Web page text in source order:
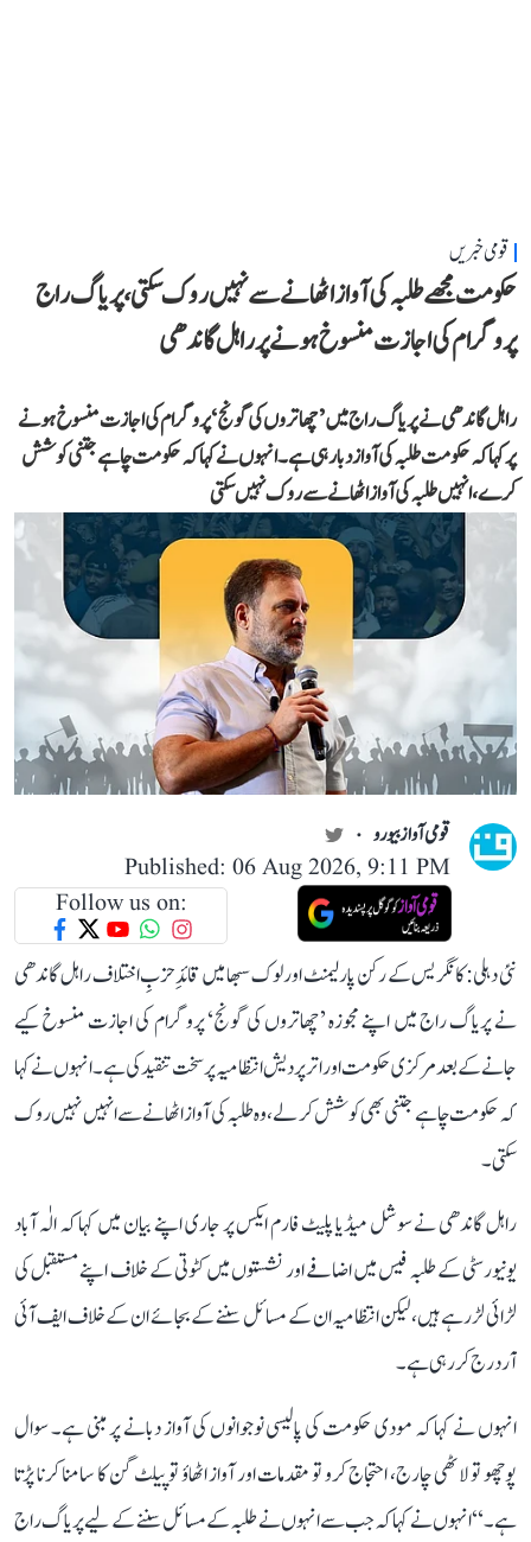
قومی خبریں
حکومت مجھے طلبہ کی آواز اٹھانے سے نہیں روک سکتی، پریاگ راج
پروگرام کی اجازت منسوخ ہونے پر راہل گاندھی
راہل گاندھی نے پریاگ راج میں ’چھاتروں کی گونج‘ پروگرام کی اجازت منسوخ ہونے
پر کہا کہ حکومت طلبہ کی آواز دبا رہی ہے۔ انہوں نے کہا کہ حکومت چاہے جتنی کوشش
کرے، انہیں طلبہ کی آواز اٹھانے سے روک نہیں سکتی
قومی آواز بیورو
Published: 06 Aug 2026, 9:11 PM
Follow us on:
نئی دہلی: کانگریس کے رکن پارلیمنٹ اور لوک سبھا میں قائدِ حزبِ اختلاف راہل گاندھی
نے پریاگ راج میں اپنے مجوزہ ’چھاتروں کی گونج‘ پروگرام کی اجازت منسوخ کیے
جانے کے بعد مرکزی حکومت اور اتر پردیش انتظامیہ پر سخت تنقید کی ہے۔ انہوں نے کہا
کہ حکومت چاہے جتنی بھی کوشش کر لے، وہ طلبہ کی آواز اٹھانے سے انہیں نہیں روک
سکتی۔
راہل گاندھی نے سوشل میڈیا پلیٹ فارم ایکس پر جاری اپنے بیان میں کہا کہ الٰہ آباد
یونیورسٹی کے طلبہ فیس میں اضافے اور نشستوں میں کٹوتی کے خلاف اپنے مستقبل کی
لڑائی لڑ رہے ہیں، لیکن انتظامیہ ان کے مسائل سننے کے بجائے ان کے خلاف ایف آئی
آر درج کر رہی ہے۔
انہوں نے کہا کہ مودی حکومت کی پالیسی نوجوانوں کی آواز دبانے پر مبنی ہے۔ سوال
پوچھو تو لاٹھی چارج، احتجاج کرو تو مقدمات اور آواز اٹھاؤ تو پیلٹ گن کا سامنا کرنا پڑتا
ہے۔‘‘ انہوں نے کہا کہ جب سے انہوں نے طلبہ کے مسائل سننے کے لیے پریاگ راج